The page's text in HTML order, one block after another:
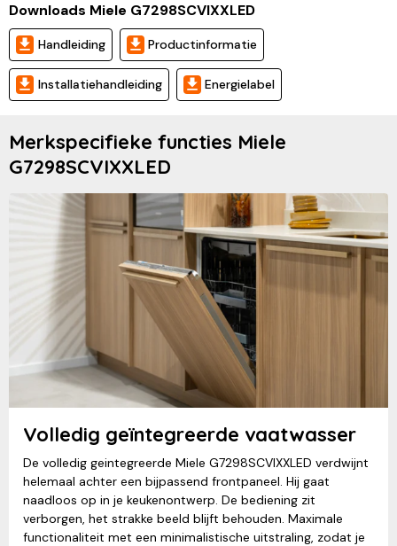
Downloads Miele G7298SCVIXXLED
Handleiding Productinformatie
Installatiehandleiding Energielabel
Merkspecifieke functies Miele
G7298SCVIXXLED
Volledig geïntegreerde vaatwasser
De volledig geintegreerde Miele G7298SCVIXXLED verdwijnt
helemaal achter een bijpassend frontpaneel. Hij gaat
naadloos op in je keukenontwerp. De bediening zit
verborgen, het strakke beeld blijft behouden. Maximale
functionaliteit met een minimalistische uitstraling, zodat je